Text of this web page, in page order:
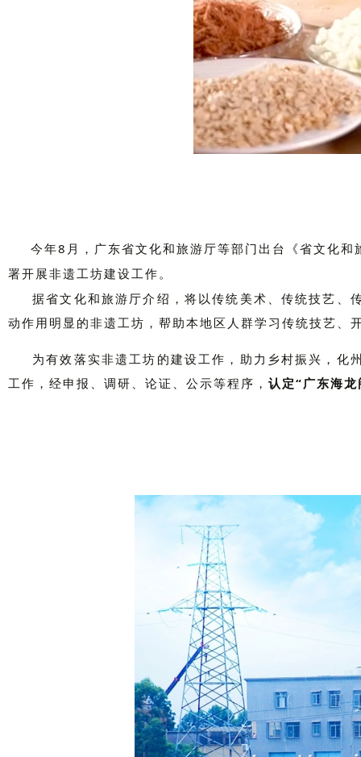
今年8月，广东省文化和旅游厅等部门出台《省文化
署开展非遗工坊建设工作。
据省文化和旅游厅介绍，将以传统美术、传统技艺、
动作用明显的非遗工坊，帮助本地区人群学习传统技艺
为有效落实非遗工坊的建设工作，助力乡村振兴，
工作，经申报、调研、论证、公示等程序， 认定“广东海